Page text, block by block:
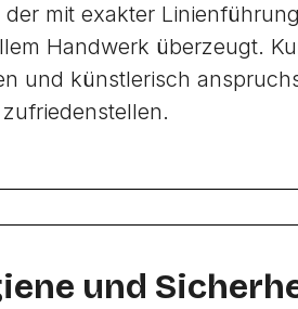
mit exakter
Handwerk überzeugt.
und künstlerisch
und